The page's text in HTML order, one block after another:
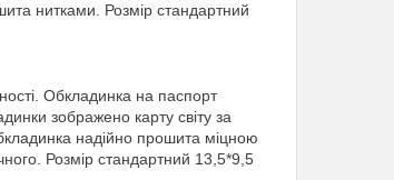
нитками. Розмір стандартний
Обкладинка на паспорт
зображено карту світу за
надійно прошита міцною
Розмір стандартний 13,5*9,5